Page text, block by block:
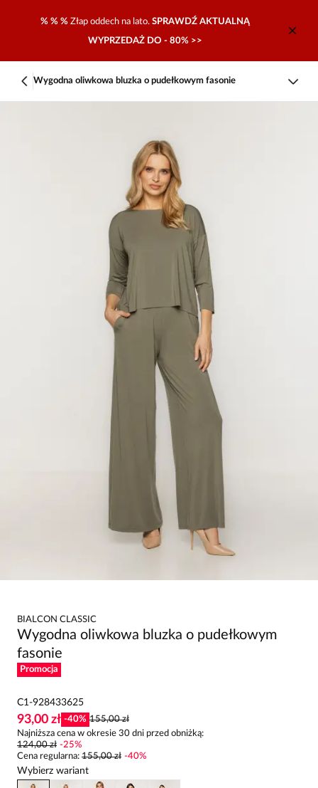
% % % Złap oddech na lato. SPRAWDŹ AKTUALNĄ
WYPRZEDAŻ DO - 80% >>
Wygodna oliwkowa bluzka o pudełkowym fasonie
BIALCON CLASSIC
Wygodna oliwkowa bluzka o pudełkowym
fasonie
Promocja
C1-928433625
93,00 zł -40% 155,00 zł
Najniższa cena w okresie 30 dni przed obniżką:
124,00 zł -25%
Cena regularna: 155,00 zł -40%
Wybierz wariant